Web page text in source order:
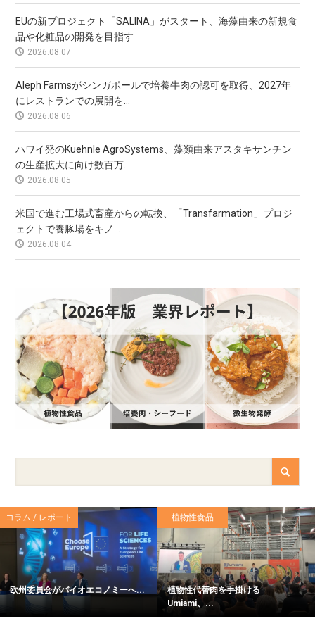
EUの新プロジェクト「SALINA」がスタート、海藻由来の新規食
品や化粧品の開発を目指す
2026.08.07
Aleph Farmsがシンガポールで培養牛肉の認可を取得、2027年
にレストランでの展開を...
2026.08.06
ハワイ発のKuehnle AgroSystems、藻類由来アスタキサンチン
の生産拡大に向け数百万...
2026.08.05
米国で進む工場式畜産からの転換、「Transfarmation」プロジ
ェクトで養豚場をキノ...
2026.08.04
コラム / レポート
欧州委員会がバイオエコノミーへ...
植物性食品
植物性代替肉を手掛ける
Umiami、...